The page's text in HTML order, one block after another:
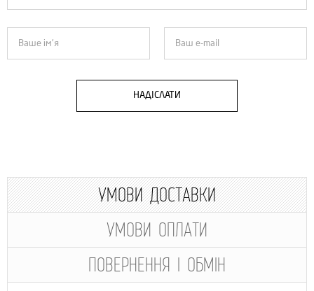
НАДІСЛАТИ
УМОВИ ДОСТАВКИ
УМОВИ ОПЛАТИ
ПОВЕРНЕННЯ І ОБМІН